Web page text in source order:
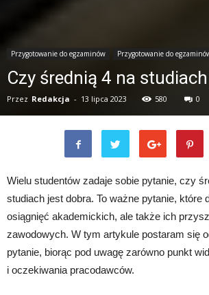
Przygotowanie do egzaminów Przygotowanie do
Czy średnią 4 na
Przez Redakcja - 13 lipca 2023 580 0
Wielu studentów zadaje sobie pytanie, czy
studiach jest dobra. To ważne pytanie, które
osiągnięć akademickich, ale także ich
zawodowych. W tym artykule postaram się
pytanie, biorąc pod uwagę zarówno punkt
i oczekiwania pracodawców.